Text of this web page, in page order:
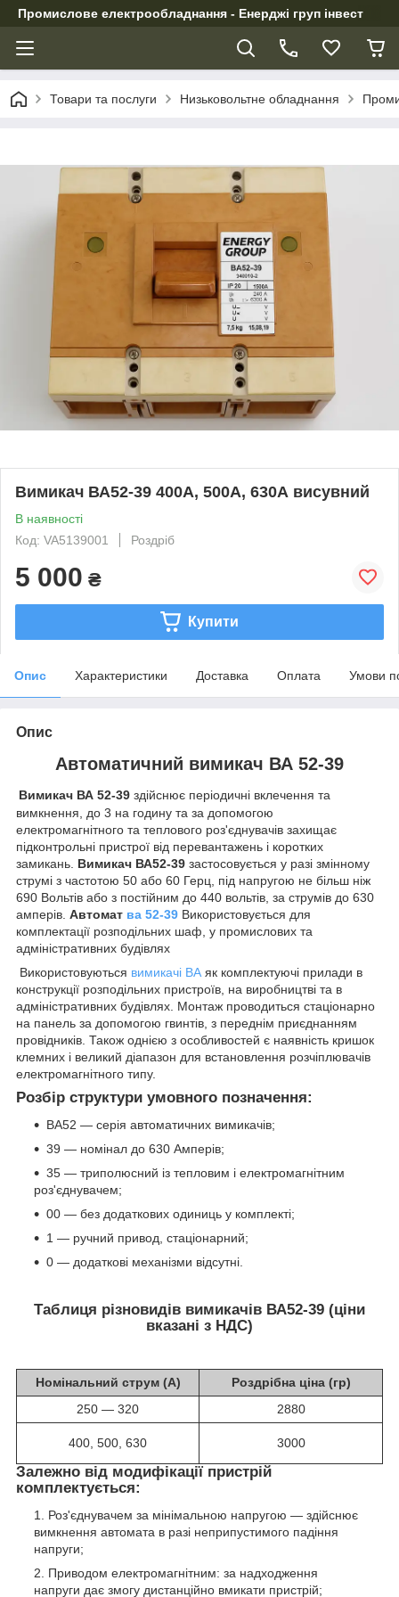
Промислове електрообладнання - Енерджі груп інвест
Товари та послуги Низьковольтне обладнання
Вимикач ВА52-39 400А, 500А, 630А висувний
В наявності
Код: VA5139001
Роздріб
5 000 ₴
Купити
Опис Характеристики Доставка Оплата Умови
Опис
Автоматичний вимикач ВА 52-39
Вимикач ВА 52-39 здійснює періодичні вклечення та
вимкнення, до 3 на годину та за допомогою
електромагнітного та теплового роз'єднувачів захищає
підконтрольні пристрої від перевантажень і коротких
замикань. Вимикач ВА52-39 застосовується у разі змінному
струмі з частотою 50 або 60 Герц, під напругою не більш ніж
690 Вольтів або з постійним до 440 вольтів, за струмів до 630
амперів. Автомат ва 52-39 Використовується для
комплектації розподільних шаф, у промислових та
адміністративних будівлях
Використовуються вимикачі ВА як комплектуючі прилади в
конструкції розподільних пристроїв, на виробництві та в
адміністративних будівлях. Монтаж проводиться стаціонарно
на панель за допомогою гвинтів, з переднім приєднанням
провідників. Також однією з особливостей є наявність кришок
клемних і великий діапазон для встановлення розчіплювачів
електромагнітного типу.
Розбір структури умовного позначення:
ВА52 — серія автоматичних вимикачів;
39 — номінал до 630 Амперів;
35 ― триполюсний із тепловим і електромагнітним
роз'єднувачем;
00 — без додаткових одиниць у комплекті;
1 — ручний привод, стаціонарний;
0 — додаткові механізми відсутні.
Таблиця різновидів вимикачів ВА52-39 (ціни
вказані з НДС)
Номінальний струм (А)
Роздрібна ціна (гр)
250 ― 320
2880
400, 500, 630 3000
Залежно від модифікації пристрій
комплектується:
Роз'єднувачем за мінімальною напругою — здійснює
вимкнення автомата в разі неприпустимого падіння
напруги;
Приводом електромагнітним: за надходження
напруги дає змогу дистанційно вмикати пристрій;